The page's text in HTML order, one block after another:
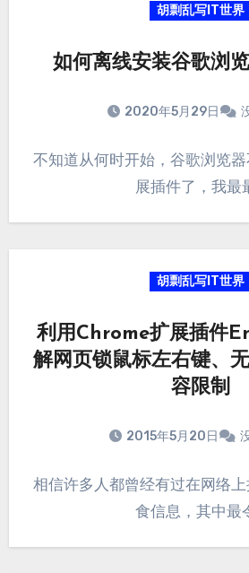
胡剽乱写IT世界
如何离线安装谷歌浏
2020年5月29日
不知道从何时开始，谷歌浏览
展插件了，我最
胡剽乱写IT世界
利用Chrome扩展插件
解网页锁鼠标左右键、
容限制
2015年5月20日
相信许多人都曾经有过在网络
食信息，其中最